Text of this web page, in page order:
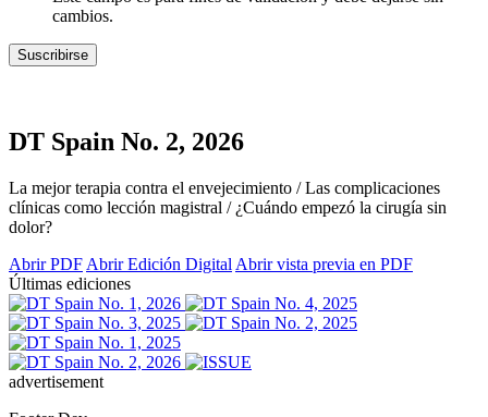
cambios.
DT Spain No. 2, 2026
La mejor terapia contra el envejecimiento / Las complicaciones
clínicas como lección magistral / ¿Cuándo empezó la cirugía sin
dolor?
Abrir PDF Abrir Edición Digital Abrir vista previa en PDF
Últimas ediciones
advertisement